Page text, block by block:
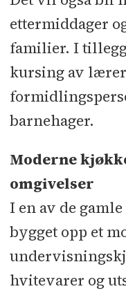
ettermiddager
familier. I
kursing av
barnehager.
Moderne
omgivelser
I en av de
bygget opp et
hvitevarer og